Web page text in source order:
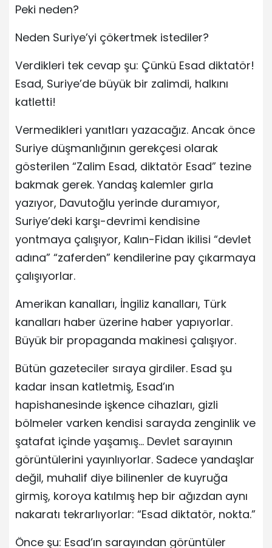
Peki neden?
Neden Suriye’yi çökertmek istediler?
Verdikleri tek cevap şu: Çünkü Esad diktatör!
Esad, Suriye’de büyük bir zalimdi, halkını
katletti!
Vermedikleri yanıtları yazacağız. Ancak önce
Suriye düşmanlığının gerekçesi olarak
gösterilen “Zalim Esad, diktatör Esad” tezine
bakmak gerek. Yandaş kalemler gırla
yazıyor, Davutoğlu yerinde duramıyor,
Suriye’deki karşı-devrimi kendisine
yontmaya çalışıyor, Kalın-Fidan ikilisi “devlet
adına” “zaferden” kendilerine pay çıkarmaya
çalışıyorlar.
Amerikan kanalları, İngiliz kanalları, Türk
kanalları haber üzerine haber yapıyorlar.
Büyük bir propaganda makinesi çalışıyor.
Bütün gazeteciler sıraya girdiler. Esad şu
kadar insan katletmiş, Esad’ın
hapishanesinde işkence cihazları, gizli
bölmeler varken kendisi sarayda zenginlik ve
şatafat içinde yaşamış… Devlet sarayının
görüntülerini yayınlıyorlar. Sadece yandaşlar
değil, muhalif diye bilinenler de kuyruğa
girmiş, koroya katılmış hep bir ağızdan aynı
nakaratı tekrarlıyorlar: “Esad diktatör, nokta.”
Önce şu: Esad’ın sarayından görüntüler